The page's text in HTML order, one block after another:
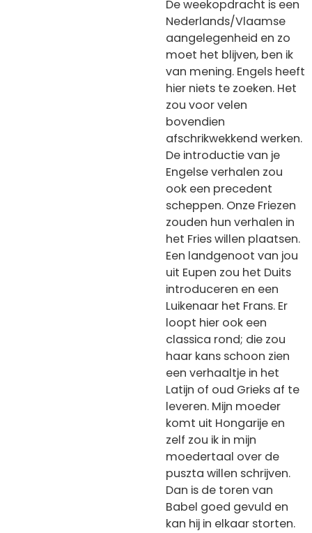
De weekopdracht is een
Nederlands/Vlaamse
aangelegenheid en zo
moet het blijven, ben ik
van mening. Engels heeft
hier niets te zoeken. Het
zou voor velen
bovendien
afschrikwekkend werken.
De introductie van je
Engelse verhalen zou
ook een precedent
scheppen. Onze Friezen
zouden hun verhalen in
het Fries willen plaatsen.
Een landgenoot van jou
uit Eupen zou het Duits
introduceren en een
Luikenaar het Frans. Er
loopt hier ook een
classica rond; die zou
haar kans schoon zien
een verhaaltje in het
Latijn of oud Grieks af te
leveren. Mijn moeder
komt uit Hongarije en
zelf zou ik in mijn
moedertaal over de
puszta willen schrijven.
Dan is de toren van
Babel goed gevuld en
kan hij in elkaar storten.